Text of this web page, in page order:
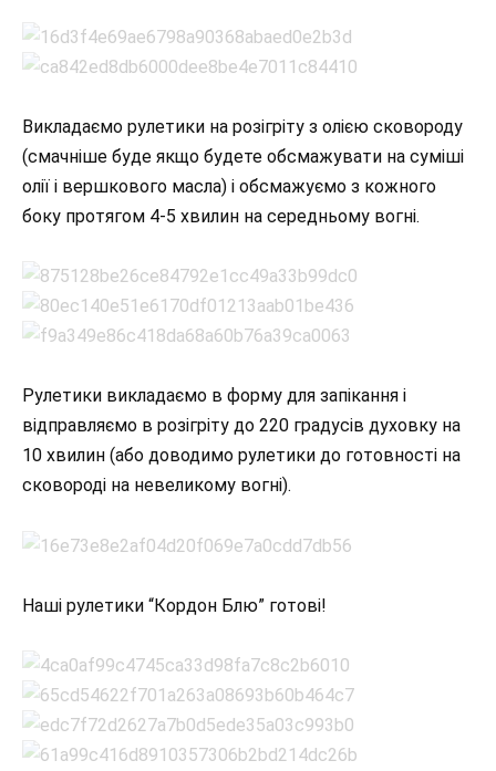
Викладаємо рулетики на розігріту з олією сковороду
(смачніше буде якщо будете обсмажувати на суміші
олії і вершкового масла) і обсмажуємо з кожного
боку протягом 4-5 хвилин на середньому вогні.
Рулетики викладаємо в форму для запікання і
відправляємо в розігріту до 220 градусів духовку на
10 хвилин (або доводимо рулетики до готовності на
сковороді на невеликому вогні).
Наші рулетики “Кордон Блю” готові!